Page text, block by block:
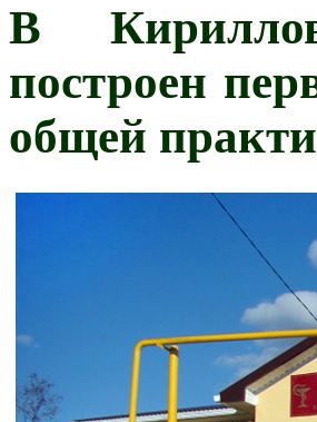
В
построен
общей